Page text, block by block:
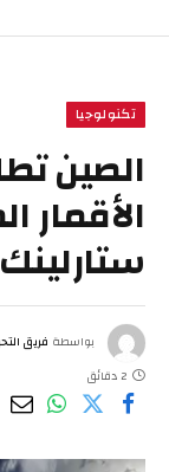
تكنولوجيا
الصين
الأقمار
ستارلينك
بواسطة فريق
2 دقائق